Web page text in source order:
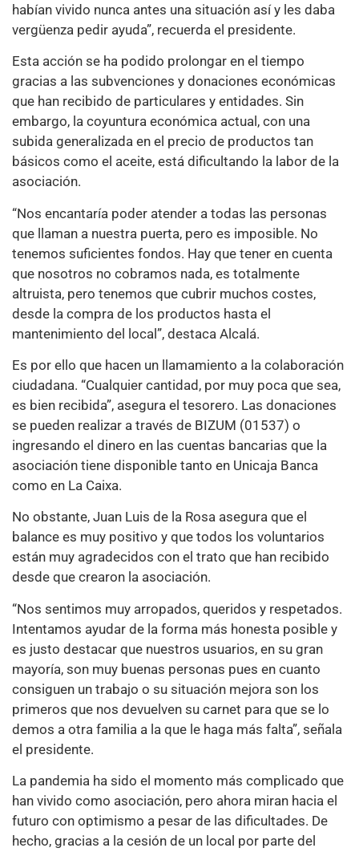
habían vivido nunca antes una situación así y les daba
vergüenza pedir ayuda”, recuerda el presidente.
Esta acción se ha podido prolongar en el tiempo
gracias a las subvenciones y donaciones económicas
que han recibido de particulares y entidades. Sin
embargo, la coyuntura económica actual, con una
subida generalizada en el precio de productos tan
básicos como el aceite, está dificultando la labor de la
asociación.
“Nos encantaría poder atender a todas las personas
que llaman a nuestra puerta, pero es imposible. No
tenemos suficientes fondos. Hay que tener en cuenta
que nosotros no cobramos nada, es totalmente
altruista, pero tenemos que cubrir muchos costes,
desde la compra de los productos hasta el
mantenimiento del local”, destaca Alcalá.
Es por ello que hacen un llamamiento a la colaboración
ciudadana. “Cualquier cantidad, por muy poca que sea,
es bien recibida”, asegura el tesorero. Las donaciones
se pueden realizar a través de BIZUM (01537) o
ingresando el dinero en las cuentas bancarias que la
asociación tiene disponible tanto en Unicaja Banca
como en La Caixa.
No obstante, Juan Luis de la Rosa asegura que el
balance es muy positivo y que todos los voluntarios
están muy agradecidos con el trato que han recibido
desde que crearon la asociación.
“Nos sentimos muy arropados, queridos y respetados.
Intentamos ayudar de la forma más honesta posible y
es justo destacar que nuestros usuarios, en su gran
mayoría, son muy buenas personas pues en cuanto
consiguen un trabajo o su situación mejora son los
primeros que nos devuelven su carnet para que se lo
demos a otra familia a la que le haga más falta”, señala
el presidente.
La pandemia ha sido el momento más complicado que
han vivido como asociación, pero ahora miran hacia el
futuro con optimismo a pesar de las dificultades. De
hecho, gracias a la cesión de un local por parte del